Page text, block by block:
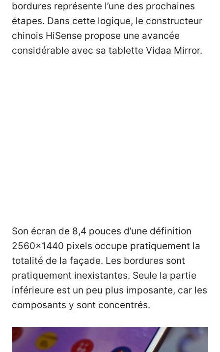
bordures représente l’une des prochaines
étapes. Dans cette logique, le constructeur
chinois HiSense propose une avancée
considérable avec sa tablette Vidaa Mirror.
Son écran de 8,4 pouces d’une définition
2560×1440 pixels occupe pratiquement la
totalité de la façade. Les bordures sont
pratiquement inexistantes. Seule la partie
inférieure est un peu plus imposante, car les
composants y sont concentrés.